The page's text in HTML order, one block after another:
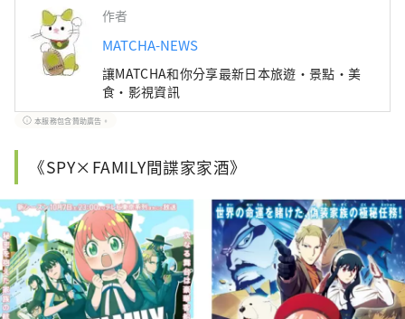
作者
MATCHA-NEWS
讓MATCHA和你分享最新日本旅遊・景點・美
食・影視資訊
本服務包含贊助廣告。
《SPY×FAMILY間諜家家酒》